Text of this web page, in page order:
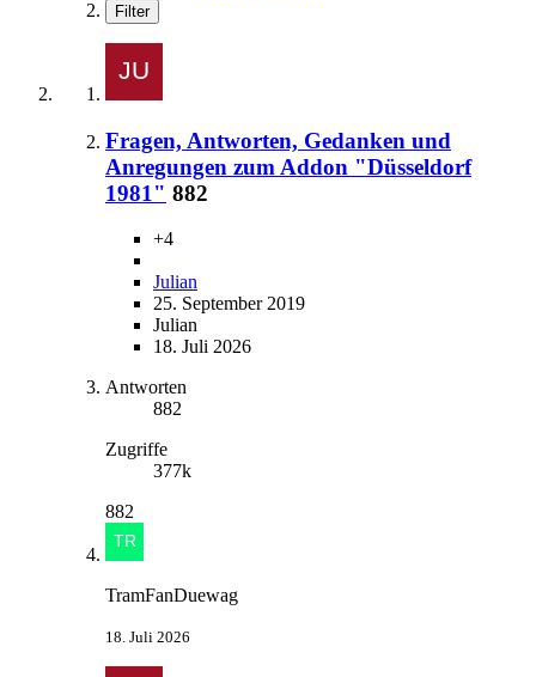
Filter
Fragen, Antworten, Gedanken und
Anregungen zum Addon "Düsseldorf
1981" 882
+4
Julian
25. September 2019
Julian
18. Juli 2026
Antworten
882
Zugriffe
377k
882
TramFanDuewag
18. Juli 2026